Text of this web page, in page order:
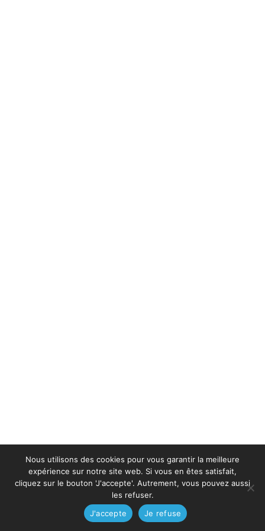
Nous utilisons des cookies pour vous garantir la meilleure
expérience sur notre site web. Si vous en êtes satisfait,
cliquez sur le bouton 'J'accepte'. Autrement, vous pouvez aussi
les refuser.
J'accepte
Je refuse